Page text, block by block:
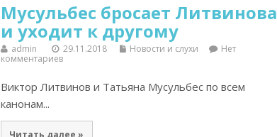
Мусульбес бросает Литвинова
и уходит к другому
admin 29.11.2018 Новости и слухи
Нет
комментариев
Виктор Литвинов и Татьяна Мусульбес по всем
канонам...
Читать далее »